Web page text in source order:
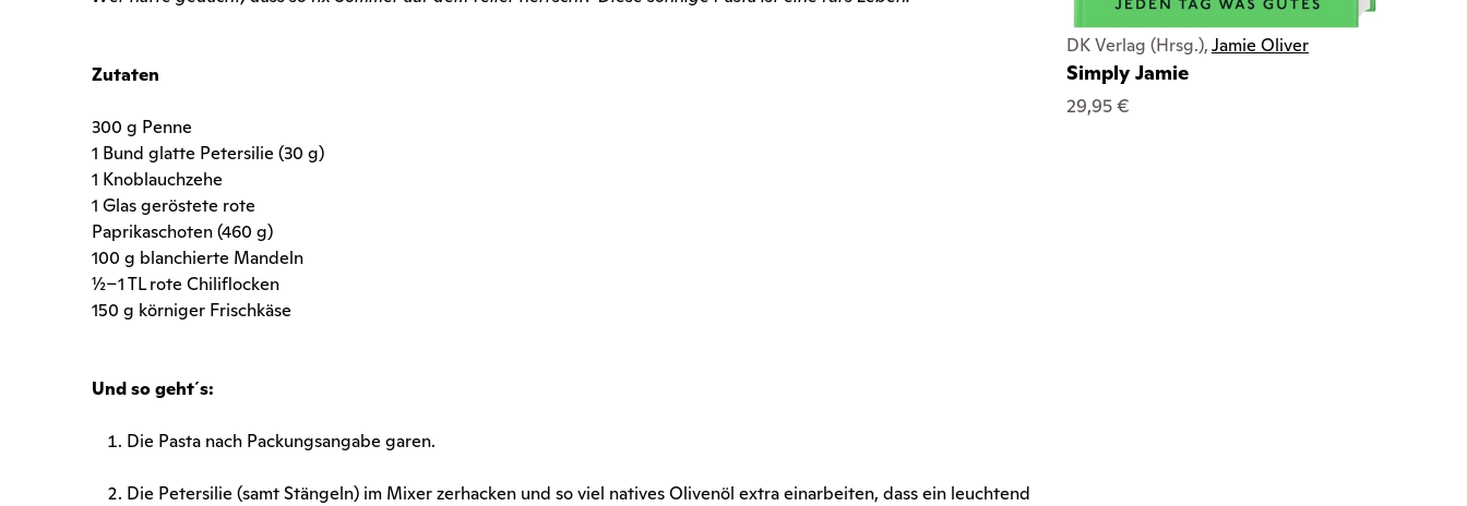
Zutaten
300 g Penne
1 Bund glatte Petersilie (30 g)
1 Knoblauchzehe
1 Glas geröstete rote
Paprikaschoten (460 g)
100 g blanchierte Mandeln
½–1 TL rote Chiliflocken
150 g körniger Frischkäse
Und so geht´s:
Die Pasta nach Packungsangabe garen.
Die Petersilie (samt Stängeln) im Mixer zerhacken und so viel natives Olivenöl extra einarbeiten, dass ein leuchtend
DK Verlag (Hrsg.),Jamie Oliver
Simply Jamie
29,95 €